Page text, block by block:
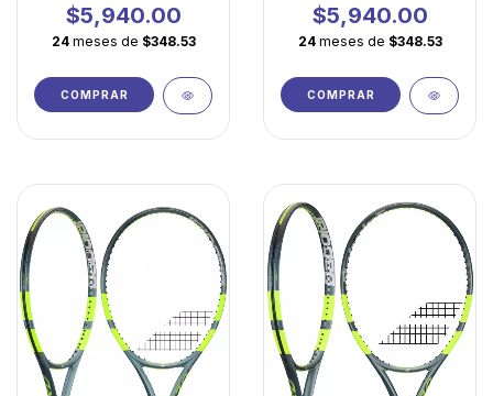
Moderno
$5,940.00
24 meses de $348.53
COMPRAR
Moderno en Versión
Ultraligera
$5,940.00
24 meses de $348.53
COMPRAR